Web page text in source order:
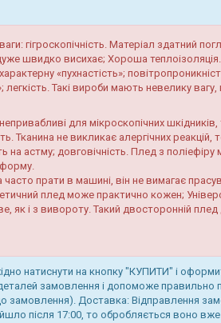
гігроскопічність. Матеріал здатний
швидко висихає; Хороша
«пухнастість»;
Такі вироби мають невелику вагу,
для мікроскопічних
Тканина не викликає алергічних
астму; довговічність. Плед з поліефіру
прати в машині, він не вимагає
плед може практично кожен;
як і з вивороту. Такий двосторонній плед
натиснути на кнопку "КУПИТИ" і
замовлення і допоможе правильно
замовлення). Доставка: Відправлення
після 17:00, то обробляється воно